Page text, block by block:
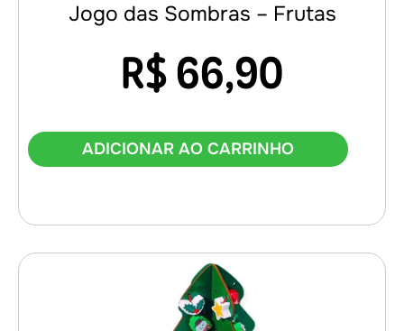
Jogo das Sombras – Frutas
R$66,90
ADICIONAR AO CARRINHO